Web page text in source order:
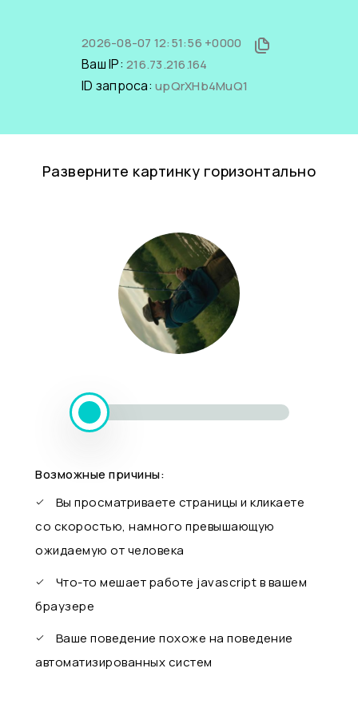
2026-08-07 12:51:56 +0000
Ваш IP: 216.73.216.164
ID запроса: upQrXHb4MuQ1
Разверните картинку горизонтально
Возможные причины:
Вы просматриваете страницы и кликаете
со скоростью, намного превышающую
ожидаемую от человека
Что-то мешает работе javascript в вашем
браузере
Ваше поведение похоже на поведение
автоматизированных систем